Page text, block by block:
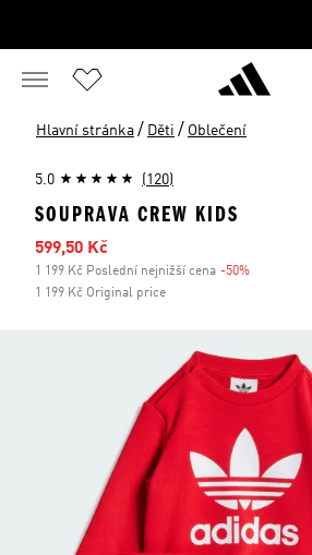
Hlavní stránka / Děti / Oblečení
5.0 (120)
SOUPRAVA CREW KIDS
Zlevněná cena
599,50 Kč
1 199 Kč Poslední nejnižší cena -50%
1 199 Kč Original price